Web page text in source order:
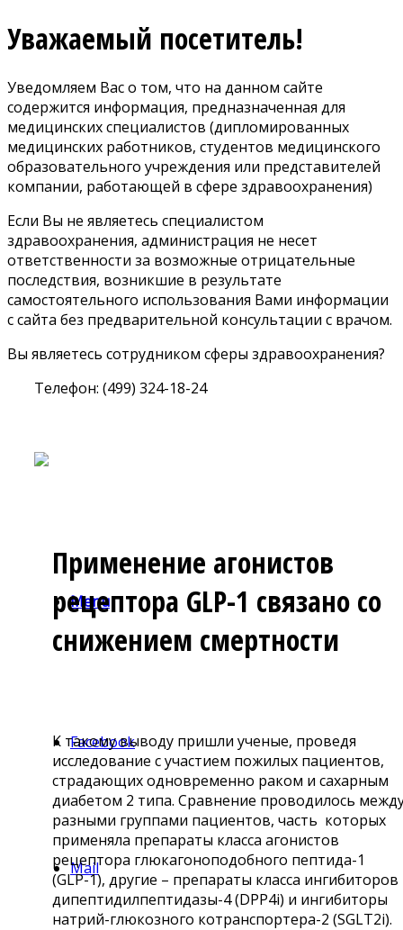
Уважаемый посетитель!
Уведомляем Вас о том, что на данном сайте
содержится информация, предназначенная для
медицинских специалистов (дипломированных
медицинских работников, студентов медицинского
образовательного учреждения или представителей
компании, работающей в сфере здравоохранения)
Если Вы не являетесь специалистом
здравоохранения, администрация не несет
ответственности за возможные отрицательные
последствия, возникшие в результате
самостоятельного использования Вами информации
с сайта без предварительной консультации с врачом.
Вы являетесь сотрудником сферы здравоохранения?
Телефон: (499) 324-18-24
Menu
Facebook
Mail
Применение агонистов
рецептора GLP-1 связано со
снижением смертности
К такому выводу пришли ученые, проведя
исследование с участием пожилых пациентов,
страдающих одновременно раком и сахарным
диабетом 2 типа. Сравнение проводилось
разными группами пациентов, часть которых
применяла препараты класса агонистов
рецептора глюкагоноподобного пептида-1
(GLP-1), другие – препараты класса ингибиторов
дипептидилпептидазы-4 (DPP4i) и ингибиторы
натрий-глюкозного котранспортера-2 (SGLT2i).